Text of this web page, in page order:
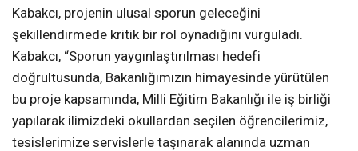
Kabakcı, projenin ulusal sporun geleceğini
şekillendirmede kritik bir rol oynadığını vurguladı.
Kabakcı, “Sporun yaygınlaştırılması hedefi
doğrultusunda, Bakanlığımızın himayesinde yürütülen
bu proje kapsamında, Milli Eğitim Bakanlığı ile iş birliği
yapılarak ilimizdeki okullardan seçilen öğrencilerimiz,
tesislerimize servislerle taşınarak alanında uzman